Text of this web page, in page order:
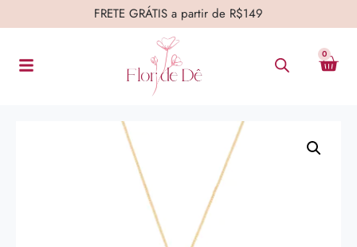
FRETE GRÁTIS a partir de R$149
0